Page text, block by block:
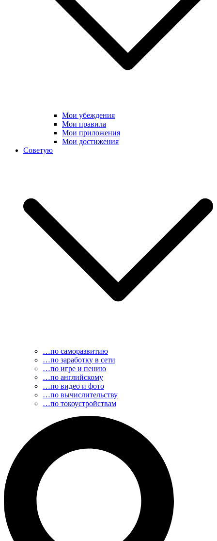
Мои убеждения
Мои правила
Мои приложения
Мои достижения
Советую
…по саморазвитию
…по заработку в сети
…по игре и пению
…по английскому
…по видео и фото
…по вычислительству
…по токоустройствам